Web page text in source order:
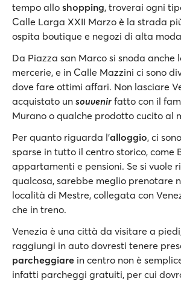
tempo allo shopping, troverai ogni
Calle Larga XXII Marzo è la strada
ospita boutique e negozi di alta
Da Piazza san Marco si snoda anche
mercerie, e in Calle Mazzini ci sono
dove fare ottimi affari. Non lasciare
acquistato un souvenir fatto con il
Murano o qualche prodotto cucito al
Per quanto riguarda l'alloggio, ci
sparse in tutto il centro storico, come
appartamenti e pensioni. Se si vuole
qualcosa, sarebbe meglio prenotare
località di Mestre, collegata con
che in treno.
Venezia è una città da visitare a
raggiungi in auto dovresti tenere
parcheggiare in centro non è
infatti parcheggi gratuiti, per cui